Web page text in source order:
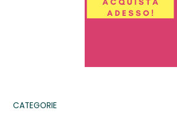
CATEGORIE